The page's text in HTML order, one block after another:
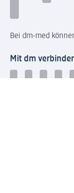
Bei dm-med
Mit dm